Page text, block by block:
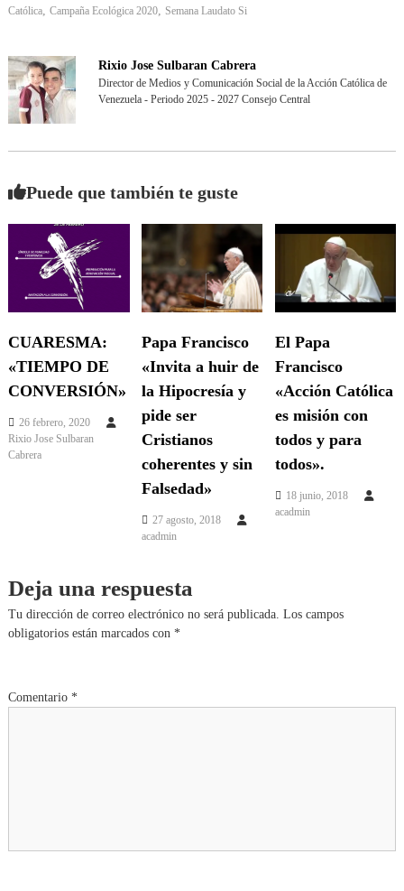
Católica, Campaña Ecológica 2020, Semana Laudato Si
Rixio Jose Sulbaran Cabrera
Director de Medios y Comunicación Social de la Acción Católica de
Venezuela - Periodo 2025 - 2027 Consejo Central
Puede que también te guste
CUARESMA:
«TIEMPO DE
CONVERSIÓN»
26 febrero, 2020
Rixio Jose Sulbaran
Cabrera
Papa Francisco
«Invita a huir de
la Hipocresía y
pide ser
Cristianos
coherentes y sin
Falsedad»
27 agosto, 2018
acadmin
El Papa
Francisco
«Acción Católica
es misión con
todos y para
todos».
18 junio, 2018
acadmin
Deja una respuesta
Tu dirección de correo electrónico no será publicada. Los campos
obligatorios están marcados con *
Comentario *